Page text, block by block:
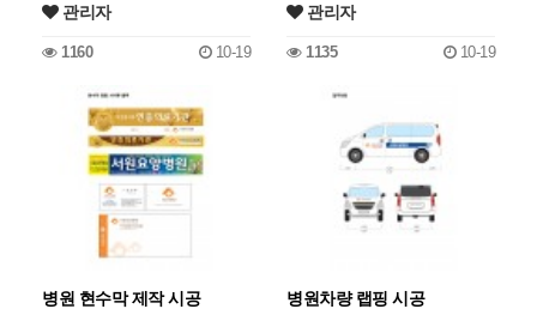
관리자
1160 10-19
관리자
1135 10-19
병원 현수막 제작 시공
병원차량 랩핑 시공